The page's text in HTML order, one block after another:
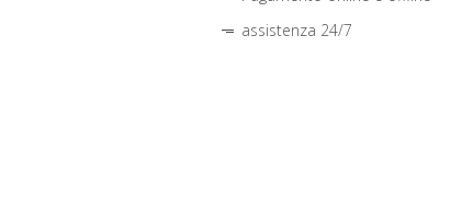
assistenza 24/7